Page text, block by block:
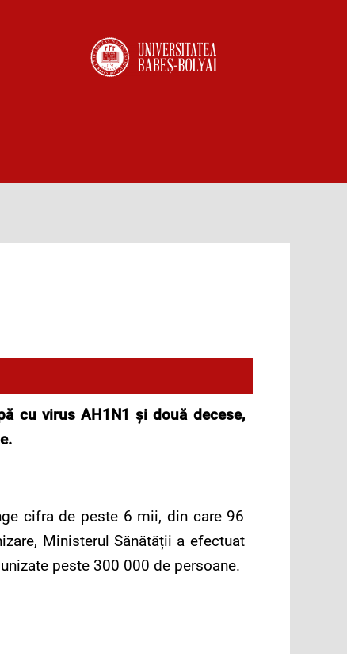
cu virus AH1N1 şi două decese,
cifra de peste 6 mii, din care 96
Ministerul Sănătății a efectuat
peste 300 000 de persoane.